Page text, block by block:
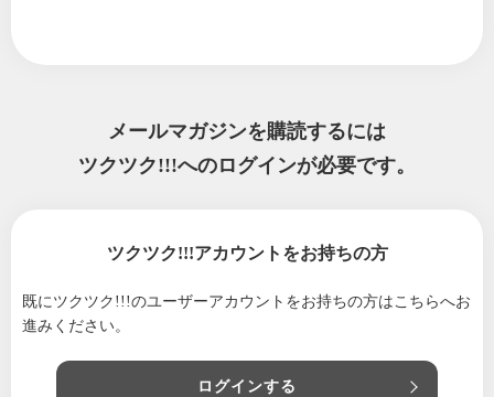
めでとうございます！
2023/11/28 ECマーケットで楽々♥楽しくお買い物！「ツク
2023/11/13徳良湖夕べ市★ご来場御礼
メールマガジンを購読するには
ツクツク!!!へのログインが必要です。
ツクツク!!!アカウントをお持ちの方
既にツクツク!!!のユーザーアカウントをお持ちの方はこちらへお
進みください。
ログインする